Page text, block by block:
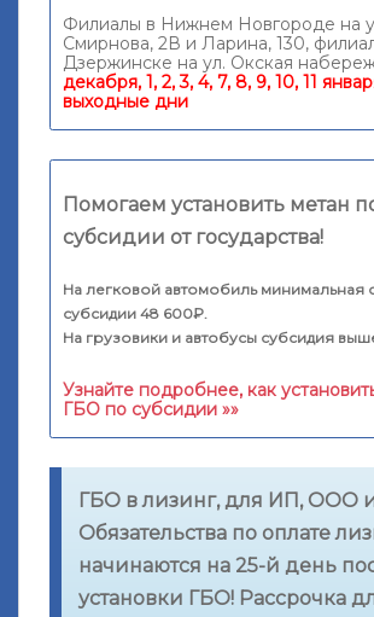
Филиалы в Нижнем Новгороде на
Смирнова, 2В и Ларина, 130,
Дзержинске на ул. Окская
декабря, 1, 2, 3, 4, 7, 8, 9, 10, 11
выходные дни
Помогаем установить метан
субсидии от государства!
На легковой автомобиль минимальная
субсидии 48 600₽.
На грузовики и автобусы субсидия
Узнайте подробнее, как
ГБО по субсидии »»
ГБО в лизинг, для ИП, ООО
Обязательства по оплате
начинаются на 25-й день
установки ГБО! Рассрочка